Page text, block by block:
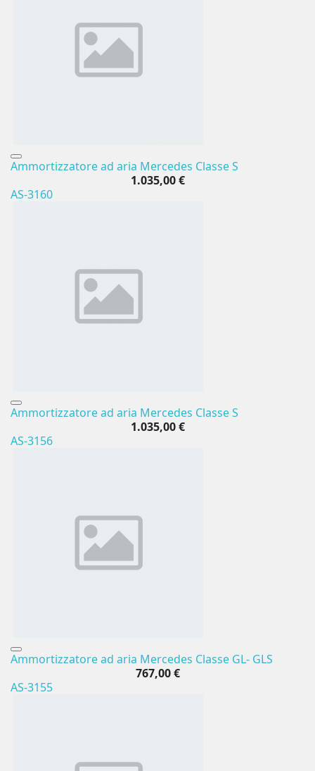
Ammortizzatore ad aria Mercedes Classe S
1.035,00 €
AS-3160
Ammortizzatore ad aria Mercedes Classe S
1.035,00 €
AS-3156
Ammortizzatore ad aria Mercedes Classe GL- GLS
767,00 €
AS-3155